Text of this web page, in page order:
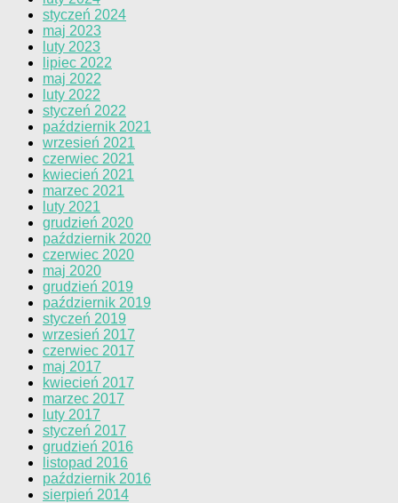
styczeń 2024
maj 2023
luty 2023
lipiec 2022
maj 2022
luty 2022
styczeń 2022
październik 2021
wrzesień 2021
czerwiec 2021
kwiecień 2021
marzec 2021
luty 2021
grudzień 2020
październik 2020
czerwiec 2020
maj 2020
grudzień 2019
październik 2019
styczeń 2019
wrzesień 2017
czerwiec 2017
maj 2017
kwiecień 2017
marzec 2017
luty 2017
styczeń 2017
grudzień 2016
listopad 2016
październik 2016
sierpień 2014